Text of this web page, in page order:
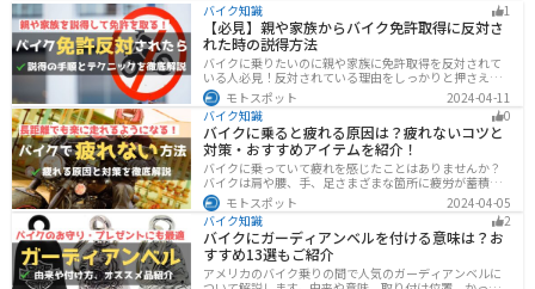
バイク知識 1
【必見】親や家族からバイク免許取得に反対さ
れた時の説得方法
バイクに乗りたいのに親や家族に免許取得を反対されて
いる人必見！反対されている理由をしっかりと押さえて
おけば相手に理解してもらえます。無闇に説得するので
はなく、誠意を持って対応することが大切です。この記
事では理由や説得の手順、テクニックをまとめました。
モトスポット
2024-04-11
バイク知識
0
バイクに乗ると疲れる原因は？疲れないコツと
対策・おすすめアイテムを紹介！
バイクに乗っていて疲れを感じたことはありませんか？
バイクは肩や腰、手、足さまざまな箇所に疲労が蓄積し
やすい乗り物です。できるなら楽に乗りたいですよね。
原因を知り対策を重ねておけば今よりもっと快適に走行
することができます。
モトスポット
2024-04-05
バイク知識
2
バイクにガーディアンベルを付ける意味は？お
すすめ13選もご紹介
アメリカのバイク乗りの間で人気のガーディアンベルに